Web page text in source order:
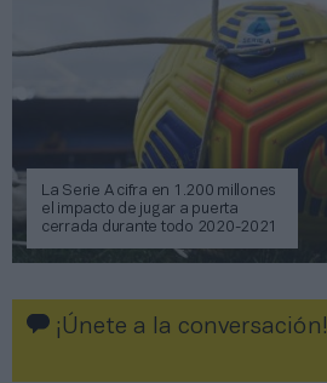
La Serie A cifra en 1.200 millones
el impacto de jugar a puerta
cerrada durante todo 2020-2021
¡Únete a la conversación!